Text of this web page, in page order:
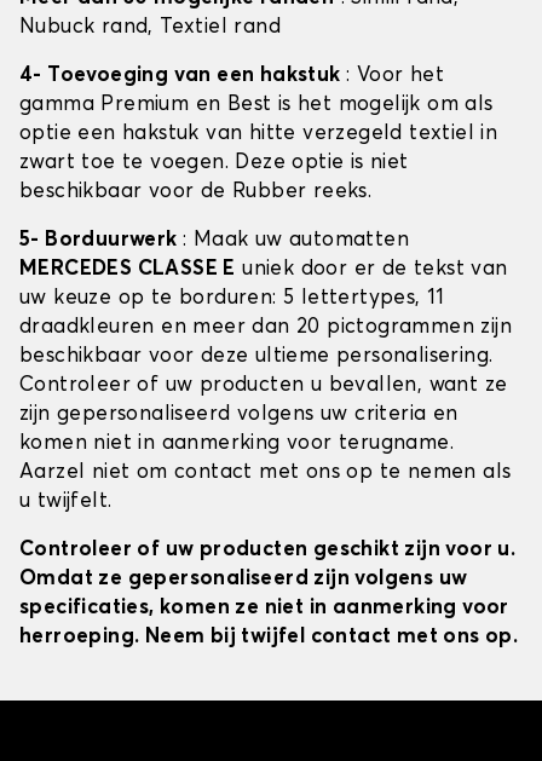
Nubuck rand, Textiel rand
4- Toevoeging van een hakstuk : Voor het
gamma Premium en Best is het mogelijk om als
optie een hakstuk van hitte verzegeld textiel in
zwart toe te voegen. Deze optie is niet
beschikbaar voor de Rubber reeks.
5- Borduurwerk : Maak uw automatten
MERCEDES CLASSE E uniek door er de tekst van
uw keuze op te borduren: 5 lettertypes, 11
draadkleuren en meer dan 20 pictogrammen zijn
beschikbaar voor deze ultieme personalisering.
Controleer of uw producten u bevallen, want ze
zijn gepersonaliseerd volgens uw criteria en
komen niet in aanmerking voor terugname.
Aarzel niet om contact met ons op te nemen als
u twijfelt.
Controleer of uw producten geschikt zijn voor u.
Omdat ze gepersonaliseerd zijn volgens uw
specificaties, komen ze niet in aanmerking voor
herroeping. Neem bij twijfel contact met ons op.